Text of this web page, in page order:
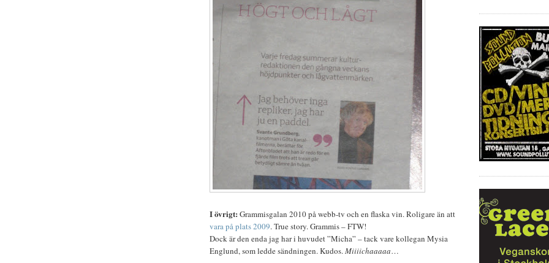
I övrigt: Grammisgalan 2010 på webb-tv och en flaska vin. Roligare än att
vara på plats 2009. True story. Grammis – FTW!
Dock är den enda jag har i huvudet ”Micha” – tack vare kollegan Mysia
Englund, som ledde sändningen. Kudos.Miiiichaaaaa…